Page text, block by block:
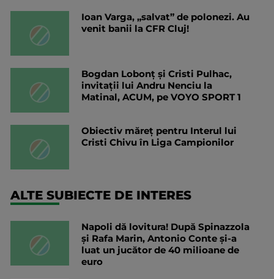
Ioan Varga, „salvat” de polonezi. Au
venit banii la CFR Cluj!
Bogdan Lobonț și Cristi Pulhac,
invitații lui Andru Nenciu la
Matinal, ACUM, pe VOYO SPORT 1
Obiectiv măreț pentru Interul lui
Cristi Chivu în Liga Campionilor
ALTE SUBIECTE DE INTERES
Napoli dă lovitura! După Spinazzola
și Rafa Marin, Antonio Conte și-a
luat un jucător de 40 milioane de
euro